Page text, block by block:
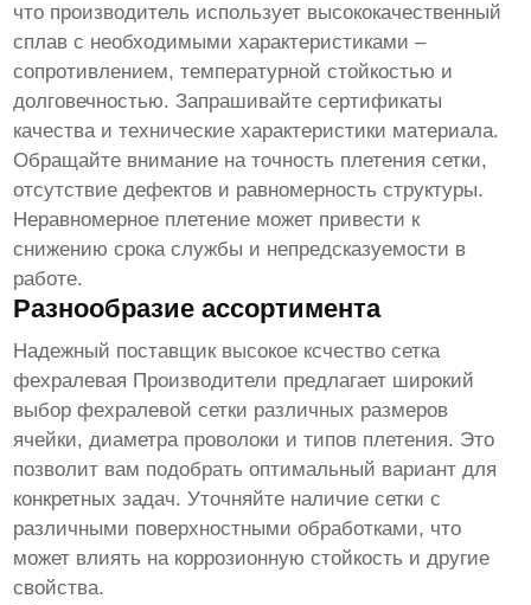
что производитель использует высококачественный
сплав с необходимыми характеристиками –
сопротивлением, температурной стойкостью и
долговечностью. Запрашивайте сертификаты
качества и технические характеристики материала.
Обращайте внимание на точность плетения сетки,
отсутствие дефектов и равномерность структуры.
Неравномерное плетение может привести к
снижению срока службы и непредсказуемости в
работе.
Разнообразие ассортимента
Надежный поставщик высокое ксчество сетка
фехралевая Производители предлагает широкий
выбор фехралевой сетки различных размеров
ячейки, диаметра проволоки и типов плетения. Это
позволит вам подобрать оптимальный вариант для
конкретных задач. Уточняйте наличие сетки с
различными поверхностными обработками, что
может влиять на коррозионную стойкость и другие
свойства.